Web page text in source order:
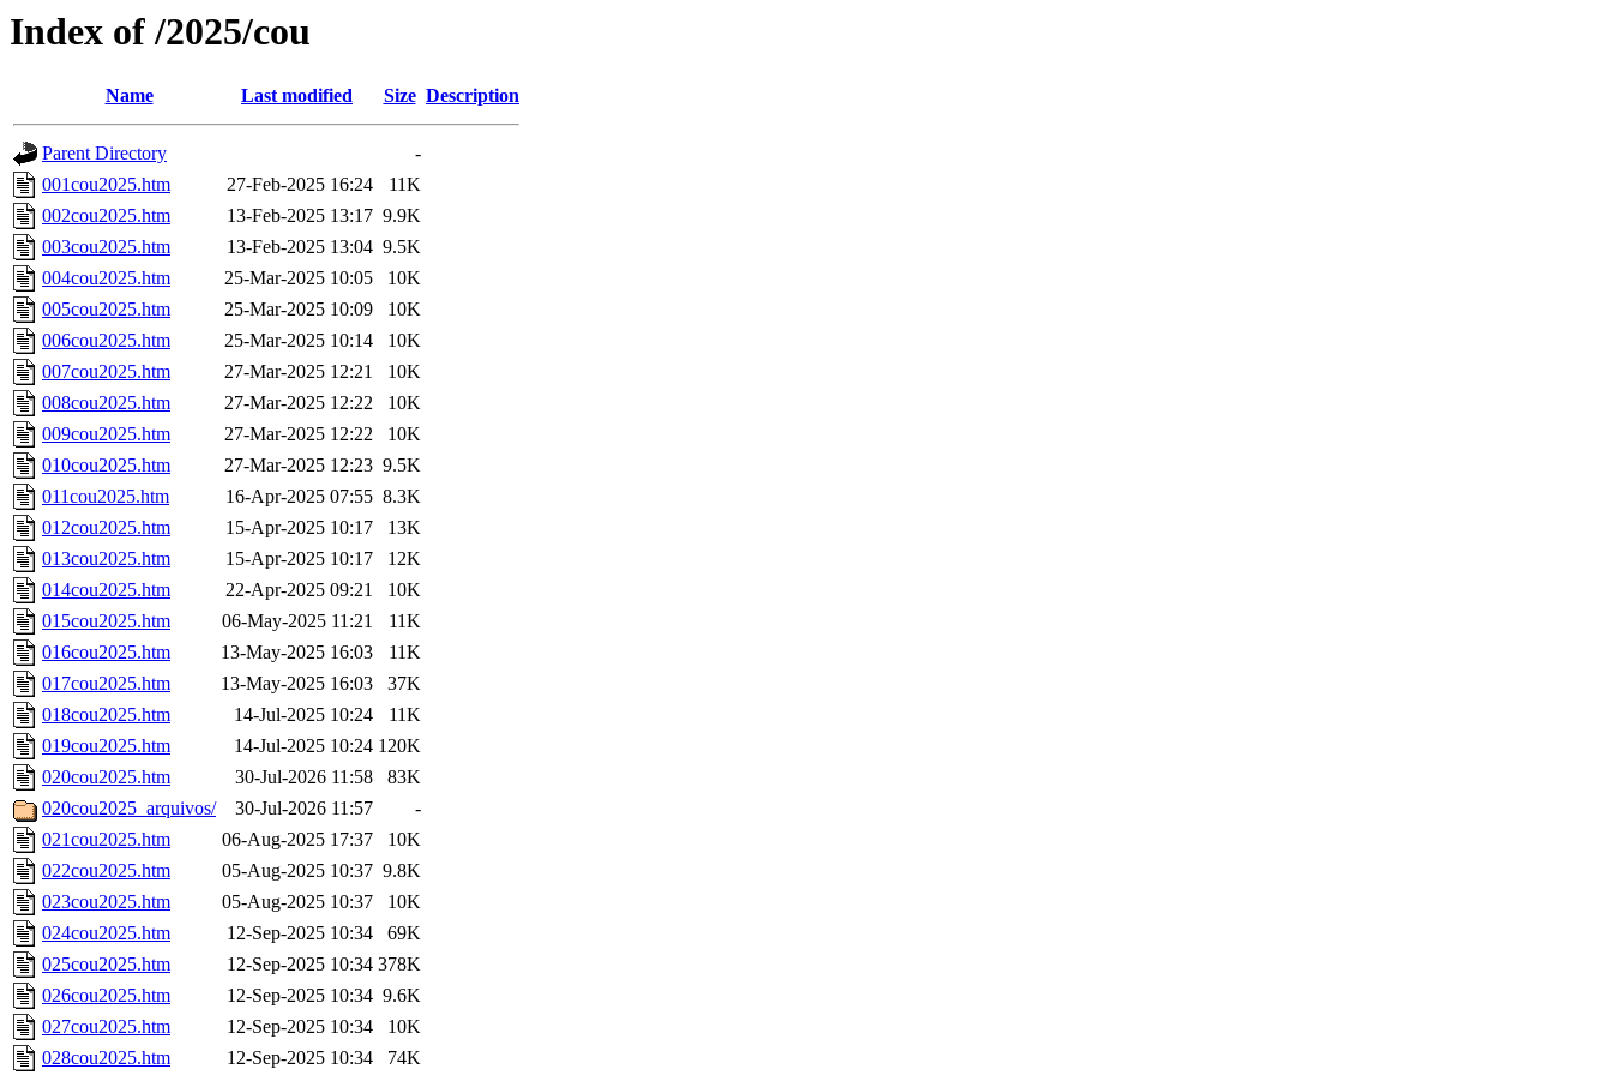
Index of /2025/cou
Name Last modified Size Description
Parent Directory
-
001cou2025.htm
27-Feb-2025 16:24
11K
002cou2025.htm
13-Feb-2025 13:17 9.9K
003cou2025.htm
13-Feb-2025 13:04 9.5K
004cou2025.htm
25-Mar-2025 10:05
10K
005cou2025.htm
25-Mar-2025 10:09
10K
006cou2025.htm
25-Mar-2025 10:14
10K
007cou2025.htm
27-Mar-2025 12:21
10K
008cou2025.htm
27-Mar-2025 12:22
10K
009cou2025.htm
27-Mar-2025 12:22
10K
010cou2025.htm
27-Mar-2025 12:23 9.5K
011cou2025.htm
16-Apr-2025 07:55 8.3K
012cou2025.htm
15-Apr-2025 10:17
13K
013cou2025.htm
15-Apr-2025 10:17
12K
014cou2025.htm
22-Apr-2025 09:21
10K
015cou2025.htm
06-May-2025 11:21
11K
016cou2025.htm
13-May-2025 16:03
11K
017cou2025.htm
13-May-2025 16:03
37K
018cou2025.htm
14-Jul-2025 10:24
11K
019cou2025.htm
14-Jul-2025 10:24 120K
020cou2025.htm
30-Jul-2026 11:58
83K
020cou2025_arquivos/
30-Jul-2026 11:57
-
021cou2025.htm
06-Aug-2025 17:37
10K
022cou2025.htm
05-Aug-2025 10:37 9.8K
023cou2025.htm
05-Aug-2025 10:37
10K
024cou2025.htm
12-Sep-2025 10:34
69K
025cou2025.htm
12-Sep-2025 10:34 378K
026cou2025.htm
12-Sep-2025 10:34 9.6K
027cou2025.htm
12-Sep-2025 10:34
10K
028cou2025.htm
12-Sep-2025 10:34 74K